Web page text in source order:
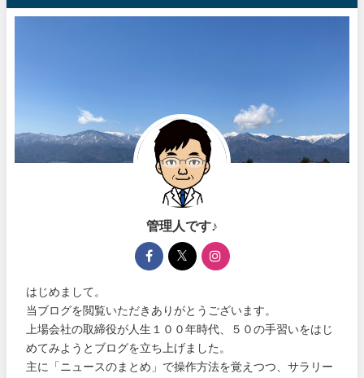
管理人です♪
はじめまして。
当ブログを閲覧いただきありがとうございます。
上場会社の取締役が人生１００年時代、５０の手習いをはじ
めてみようとブログを立ち上げました。
主に「ニュースのまとめ」で操作方法を覚えつつ、サラリー